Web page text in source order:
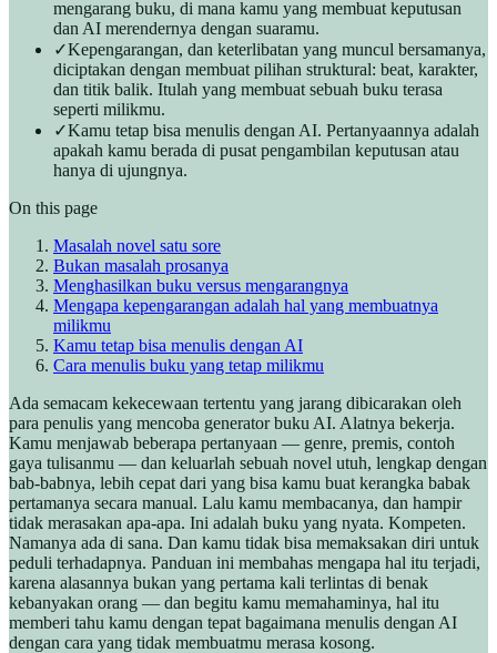
mengarang buku, di mana kamu yang membuat keputusan
dan AI merendernya dengan suaramu.
✓Kepengarangan, dan keterlibatan yang muncul bersamanya,
diciptakan dengan membuat pilihan struktural: beat, karakter,
dan titik balik. Itulah yang membuat sebuah buku terasa
seperti milikmu.
✓Kamu tetap bisa menulis dengan AI. Pertanyaannya adalah
apakah kamu berada di pusat pengambilan keputusan atau
hanya di ujungnya.
On this page
Masalah novel satu sore
Bukan masalah prosanya
Menghasilkan buku versus mengarangnya
Mengapa kepengarangan adalah hal yang membuatnya
milikmu
Kamu tetap bisa menulis dengan AI
Cara menulis buku yang tetap milikmu
Ada semacam kekecewaan tertentu yang jarang dibicarakan oleh
para penulis yang mencoba generator buku AI. Alatnya bekerja.
Kamu menjawab beberapa pertanyaan — genre, premis, contoh
gaya tulisanmu — dan keluarlah sebuah novel utuh, lengkap dengan
bab-babnya, lebih cepat dari yang bisa kamu buat kerangka babak
pertamanya secara manual. Lalu kamu membacanya, dan hampir
tidak merasakan apa-apa. Ini adalah buku yang nyata. Kompeten.
Namanya ada di sana. Dan kamu tidak bisa memaksakan diri untuk
peduli terhadapnya. Panduan ini membahas mengapa hal itu terjadi,
karena alasannya bukan yang pertama kali terlintas di benak
kebanyakan orang — dan begitu kamu memahaminya, hal itu
memberi tahu kamu dengan tepat bagaimana menulis dengan AI
dengan cara yang tidak membuatmu merasa kosong.